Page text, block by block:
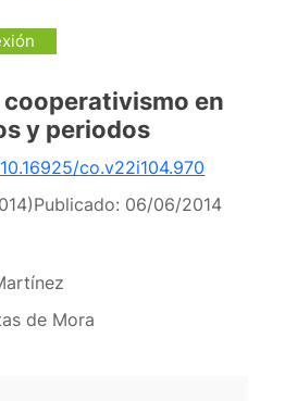
en
y periodos
co.v22i104.970
Publicado: 06/06/2014
de Mora